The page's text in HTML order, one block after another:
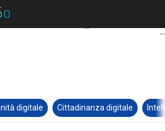
digitale Cittadinanza digitale